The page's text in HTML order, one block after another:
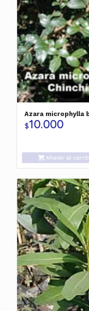
Azara microphylla
$10.000
Añadir al